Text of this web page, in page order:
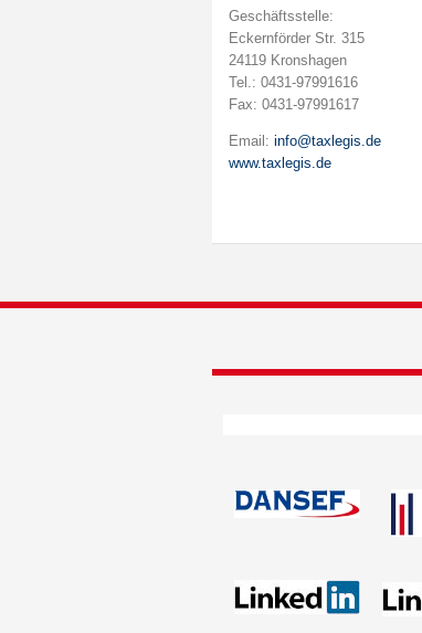
Geschäftsstelle:
Eckernförder Str. 315
24119 Kronshagen
Tel.: 0431-97991616
Fax: 0431-97991617
Email: info@taxlegis.de
www.taxlegis.de